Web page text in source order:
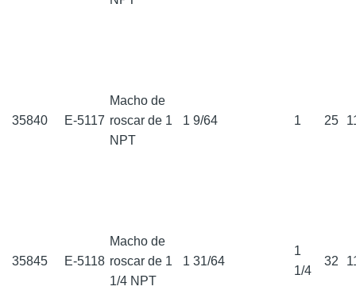
35840 E-5117
Macho de
roscar de 1
NPT
1 9/64 1 25
35845 E-5118
Macho de
roscar de 1
1/4 NPT
1 31/64
1
1/4
32